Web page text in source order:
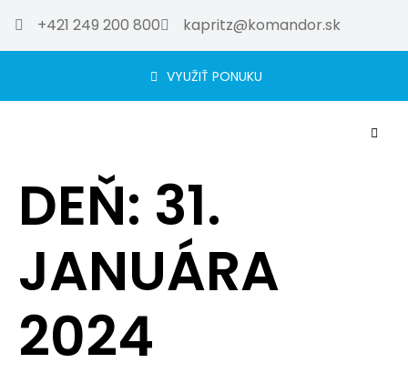
+421 249 200 800 kapritz@komandor.sk
VYUŽIŤ PONUKU
DEŇ: 31.
JANUÁRA
2024